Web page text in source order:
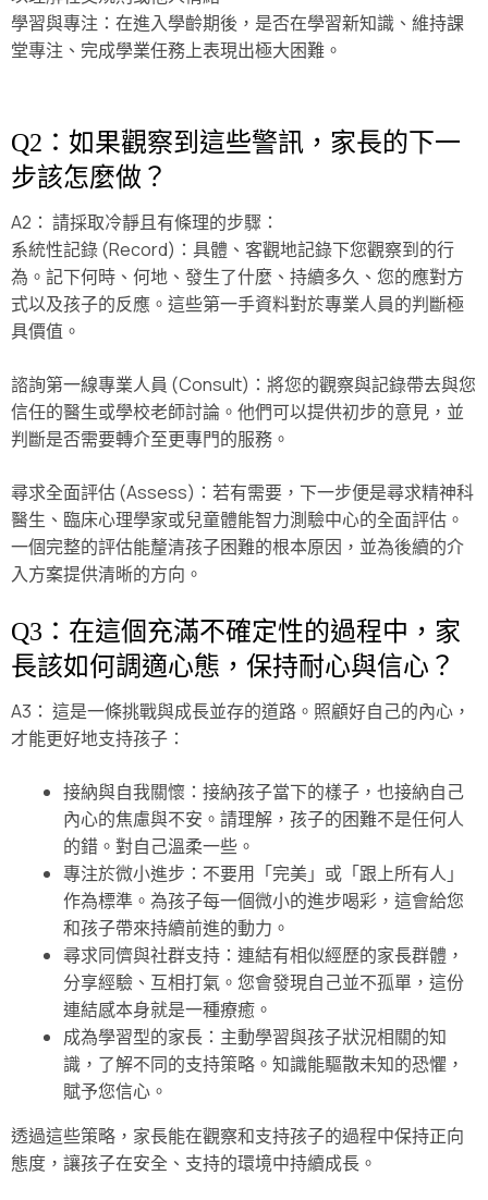
學習與專注：在進入學齡期後，是否在學習新知識、維持課
堂專注、完成學業任務上表現出極大困難。
Q2：如果觀察到這些警訊，家長的下一
步該怎麼做？
A2： 請採取冷靜且有條理的步驟：
系統性記錄 (Record)：具體、客觀地記錄下您觀察到的行
為。記下何時、何地、發生了什麼、持續多久、您的應對方
式以及孩子的反應。這些第一手資料對於專業人員的判斷極
具價值。
諮詢第一線專業人員 (Consult)：將您的觀察與記錄帶去與您
信任的醫生或學校老師討論。他們可以提供初步的意見，並
判斷是否需要轉介至更專門的服務。
尋求全面評估 (Assess)：若有需要，下一步便是尋求精神科
醫生、臨床心理學家或兒童體能智力測驗中心的全面評估。
一個完整的評估能釐清孩子困難的根本原因，並為後續的介
入方案提供清晰的方向。
Q3：在這個充滿不確定性的過程中，家
長該如何調適心態，保持耐心與信心？
A3： 這是一條挑戰與成長並存的道路。照顧好自己的內心，
才能更好地支持孩子：
接納與自我關懷：接納孩子當下的樣子，也接納自己
內心的焦慮與不安。請理解，孩子的困難不是任何人
的錯。對自己溫柔一些。
專注於微小進步：不要用「完美」或「跟上所有人」
作為標準。為孩子每一個微小的進步喝彩，這會給您
和孩子帶來持續前進的動力。
尋求同儕與社群支持：連結有相似經歷的家長群體，
分享經驗、互相打氣。您會發現自己並不孤單，這份
連結感本身就是一種療癒。
成為學習型的家長：主動學習與孩子狀況相關的知
識，了解不同的支持策略。知識能驅散未知的恐懼，
賦予您信心。
透過這些策略，家長能在觀察和支持孩子的過程中保持正向
態度，讓孩子在安全、支持的環境中持續成長。